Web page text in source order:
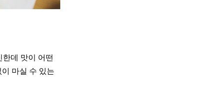
데 맛이 어떤
마실 수 있는